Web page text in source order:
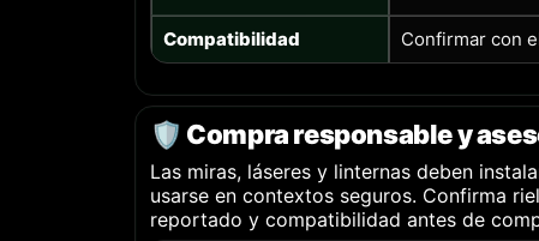
Compatibilidad Confirmar con
🛡️ Compra responsable y
Las miras, láseres y linternas deben
usarse en contextos seguros. Confirma
reportado y compatibilidad antes de